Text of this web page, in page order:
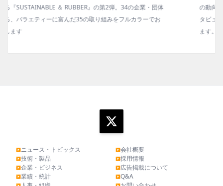
の動向、新製品・技術、原材料動向、設備・機械の紹介、イン
タビュー、海外企業情報、統計などをコンパクトに掲載してい
▶ニュース・トピックス
▶技術・製品
▶企業・ビジネス
▶業績・統計
▶会社概要
▶採用情報
▶広告掲載について
▶Q&A